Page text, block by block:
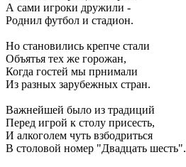
А сами игроки дружили -
Роднил футбол и стадион.
Но становились крепче стали
Объятья тех же горожан,
Когда гостей мы прнимали
Из разных зарубежных стран.
Важнейшей было из традиций
Перед игрой к столу присесть,
И алкоголем чуть взбодриться
В столовой номер "Двадцать шесть".